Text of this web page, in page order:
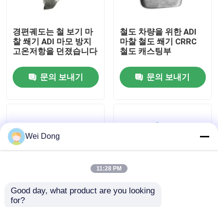
품질 관리
저희와 연락
사건
인용 을 요청 하십시오
경편궤도는 철 보기 마
찰 쐐기 ADI 마모 방지
고온저항을 던졌습니다
문의 보내기
철도 차량을 위한 ADI
마찰 철도 쐐기 CRRC
철도 캐스팅부
문의 보내기
고 정밀 철도 예비 부품
Wei Dong
11:28 PM
Good day, what product are you looking
for?